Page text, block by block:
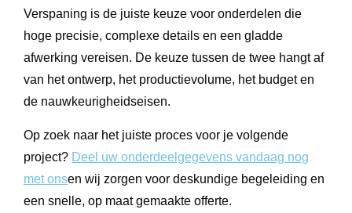
Verspaning is de juiste keuze voor onderdelen die
hoge precisie, complexe details en een gladde
afwerking vereisen. De keuze tussen de twee hangt af
van het ontwerp, het productievolume, het budget en
de nauwkeurigheidseisen.
Op zoek naar het juiste proces voor je volgende
project? Deel uw onderdeelgegevens vandaag nog
met onsen wij zorgen voor deskundige begeleiding en
een snelle, op maat gemaakte offerte.